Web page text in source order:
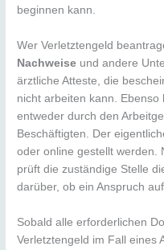
beginnen kann.
Wer Verletztengeld
Nachweise und andere
ärztliche Atteste, die
nicht arbeiten kann.
entweder durch den
Beschäftigten. Der
oder online gestellt werden.
prüft die zuständige Stelle
darüber, ob ein Anspruch
Sobald alle erforderlichen
Verletztengeld im Fall eines